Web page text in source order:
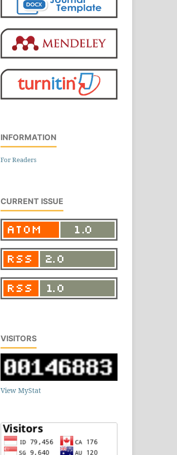
INFORMATION
For Readers
CURRENT ISSUE
VISITORS
View MyStat